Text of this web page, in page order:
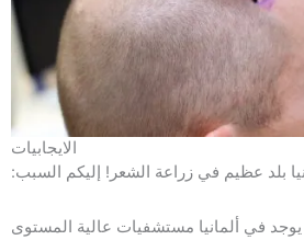
الايجابيات
بلد عظيم في زراعة الشعر! إليكم السبب:
يوجد في ألمانيا مستشفيات عالية المستوى